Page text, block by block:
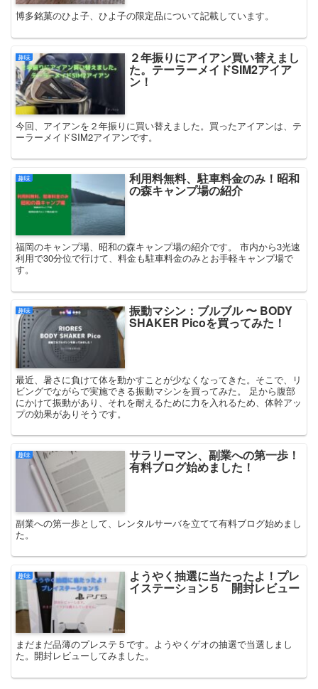
博多銘菓のひよ子、ひよ子の限定品について記載しています。
趣味 ２年振りにアイアン買い替えまし
た。テーラーメイドSIM2アイア
ン！
今回、アイアンを２年振りに買い替えました。買ったアイアンは、テ
ーラーメイドSIM2アイアンです。
趣味 利用料無料、駐車料金のみ！昭和
の森キャンプ場の紹介
福岡のキャンプ場、昭和の森キャンプ場の紹介です。 市内から3光速
利用で30分位で行けて、料金も駐車料金のみとお手軽キャンプ場で
す。
趣味 振動マシン：ブルブル 〜 BODY
SHAKER Picoを買ってみた！
最近、暑さに負けて体を動かすことが少なくなってきた。そこで、リ
ビングでながらで実施できる振動マシンを買ってみた。 足から腹部
にかけて振動があり、それを耐えるために力を入れるため、体幹アッ
プの効果がありそうです。
趣味 サラリーマン、副業への第一歩！
有料ブログ始めました！
副業への第一歩として、レンタルサーバを立てて有料ブログ始めまし
た。
趣味 ようやく抽選に当たったよ！プレ
イステーション５ 開封レビュー
まだまだ品薄のプレステ５です。ようやくゲオの抽選で当選しまし
た。開封レビューしてみました。